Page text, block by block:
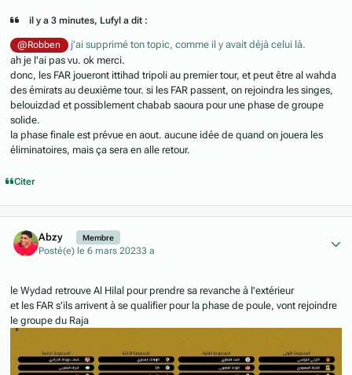
il y a 3 minutes, Lufyl a dit :
@Robben
j'ai supprimé ton topic, comme il y avait déjà celui là.
ah je l'ai pas vu. ok merci.
donc, les FAR joueront ittihad tripoli au premier tour, et peut être al wahda
des émirats au deuxième tour. si les FAR passent, on rejoindra les singes,
belouizdad et possiblement chabab saoura pour une phase de groupe
solide.
la phase finale est prévue en aout. aucune idée de quand on jouera les
éliminatoires, mais ça sera en alle retour.
Citer
Abzy Membre
Posté(e) le 6 mars 20233 a
le Wydad retrouve Al Hilal pour prendre sa revanche à l'extérieur
et les FAR s'ils arrivent à se qualifier pour la phase de poule, vont rejoindre
le groupe du Raja